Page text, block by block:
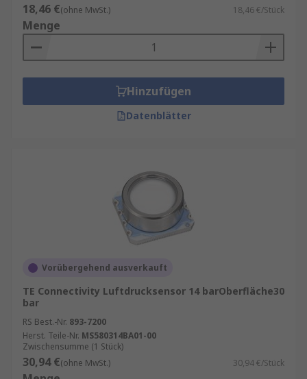
18,46 €(ohne MwSt.) 18,46 €/Stück
Menge
Hinzufügen
Datenblätter
Vorübergehend ausverkauft
TE Connectivity Luftdrucksensor 14 barOberfläche30
bar
RS Best.-Nr. 893-7200
Herst. Teile-Nr. MS580314BA01-00
Zwischensumme (1 Stück)
30,94 €(ohne MwSt.) 30,94 €/Stück